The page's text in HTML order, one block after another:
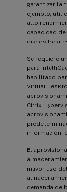
garantizar la
ejemplo,
alto
capacidad
discos
Se requiere
para
habilitado
Virtual
Citrix
información,
El
mayor uso
demanda de